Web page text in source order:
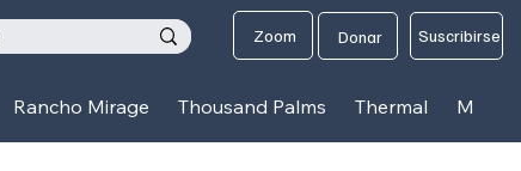
Rancho Mirage Thousand Palms Thermal Mecca
Zoom Donar Suscribirse